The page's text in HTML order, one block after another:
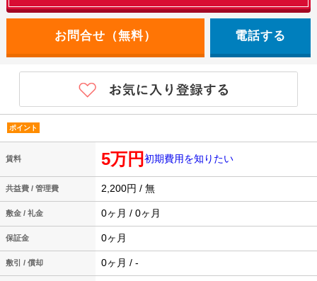
電話する
ポイント
賃料 5万円 初期費用を知りたい
共益費 / 管理費 2,200円 / 無
敷金 / 礼金 0ヶ月 / 0ヶ月
保証金 0ヶ月
敷引 / 償却 0ヶ月 / -